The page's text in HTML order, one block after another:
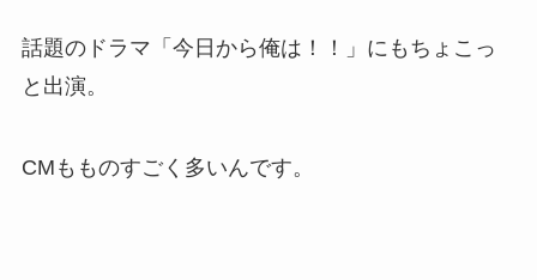
話題のドラマ「今日から俺は！！」にもちょこっ
と出演。
CMもものすごく多いんです。